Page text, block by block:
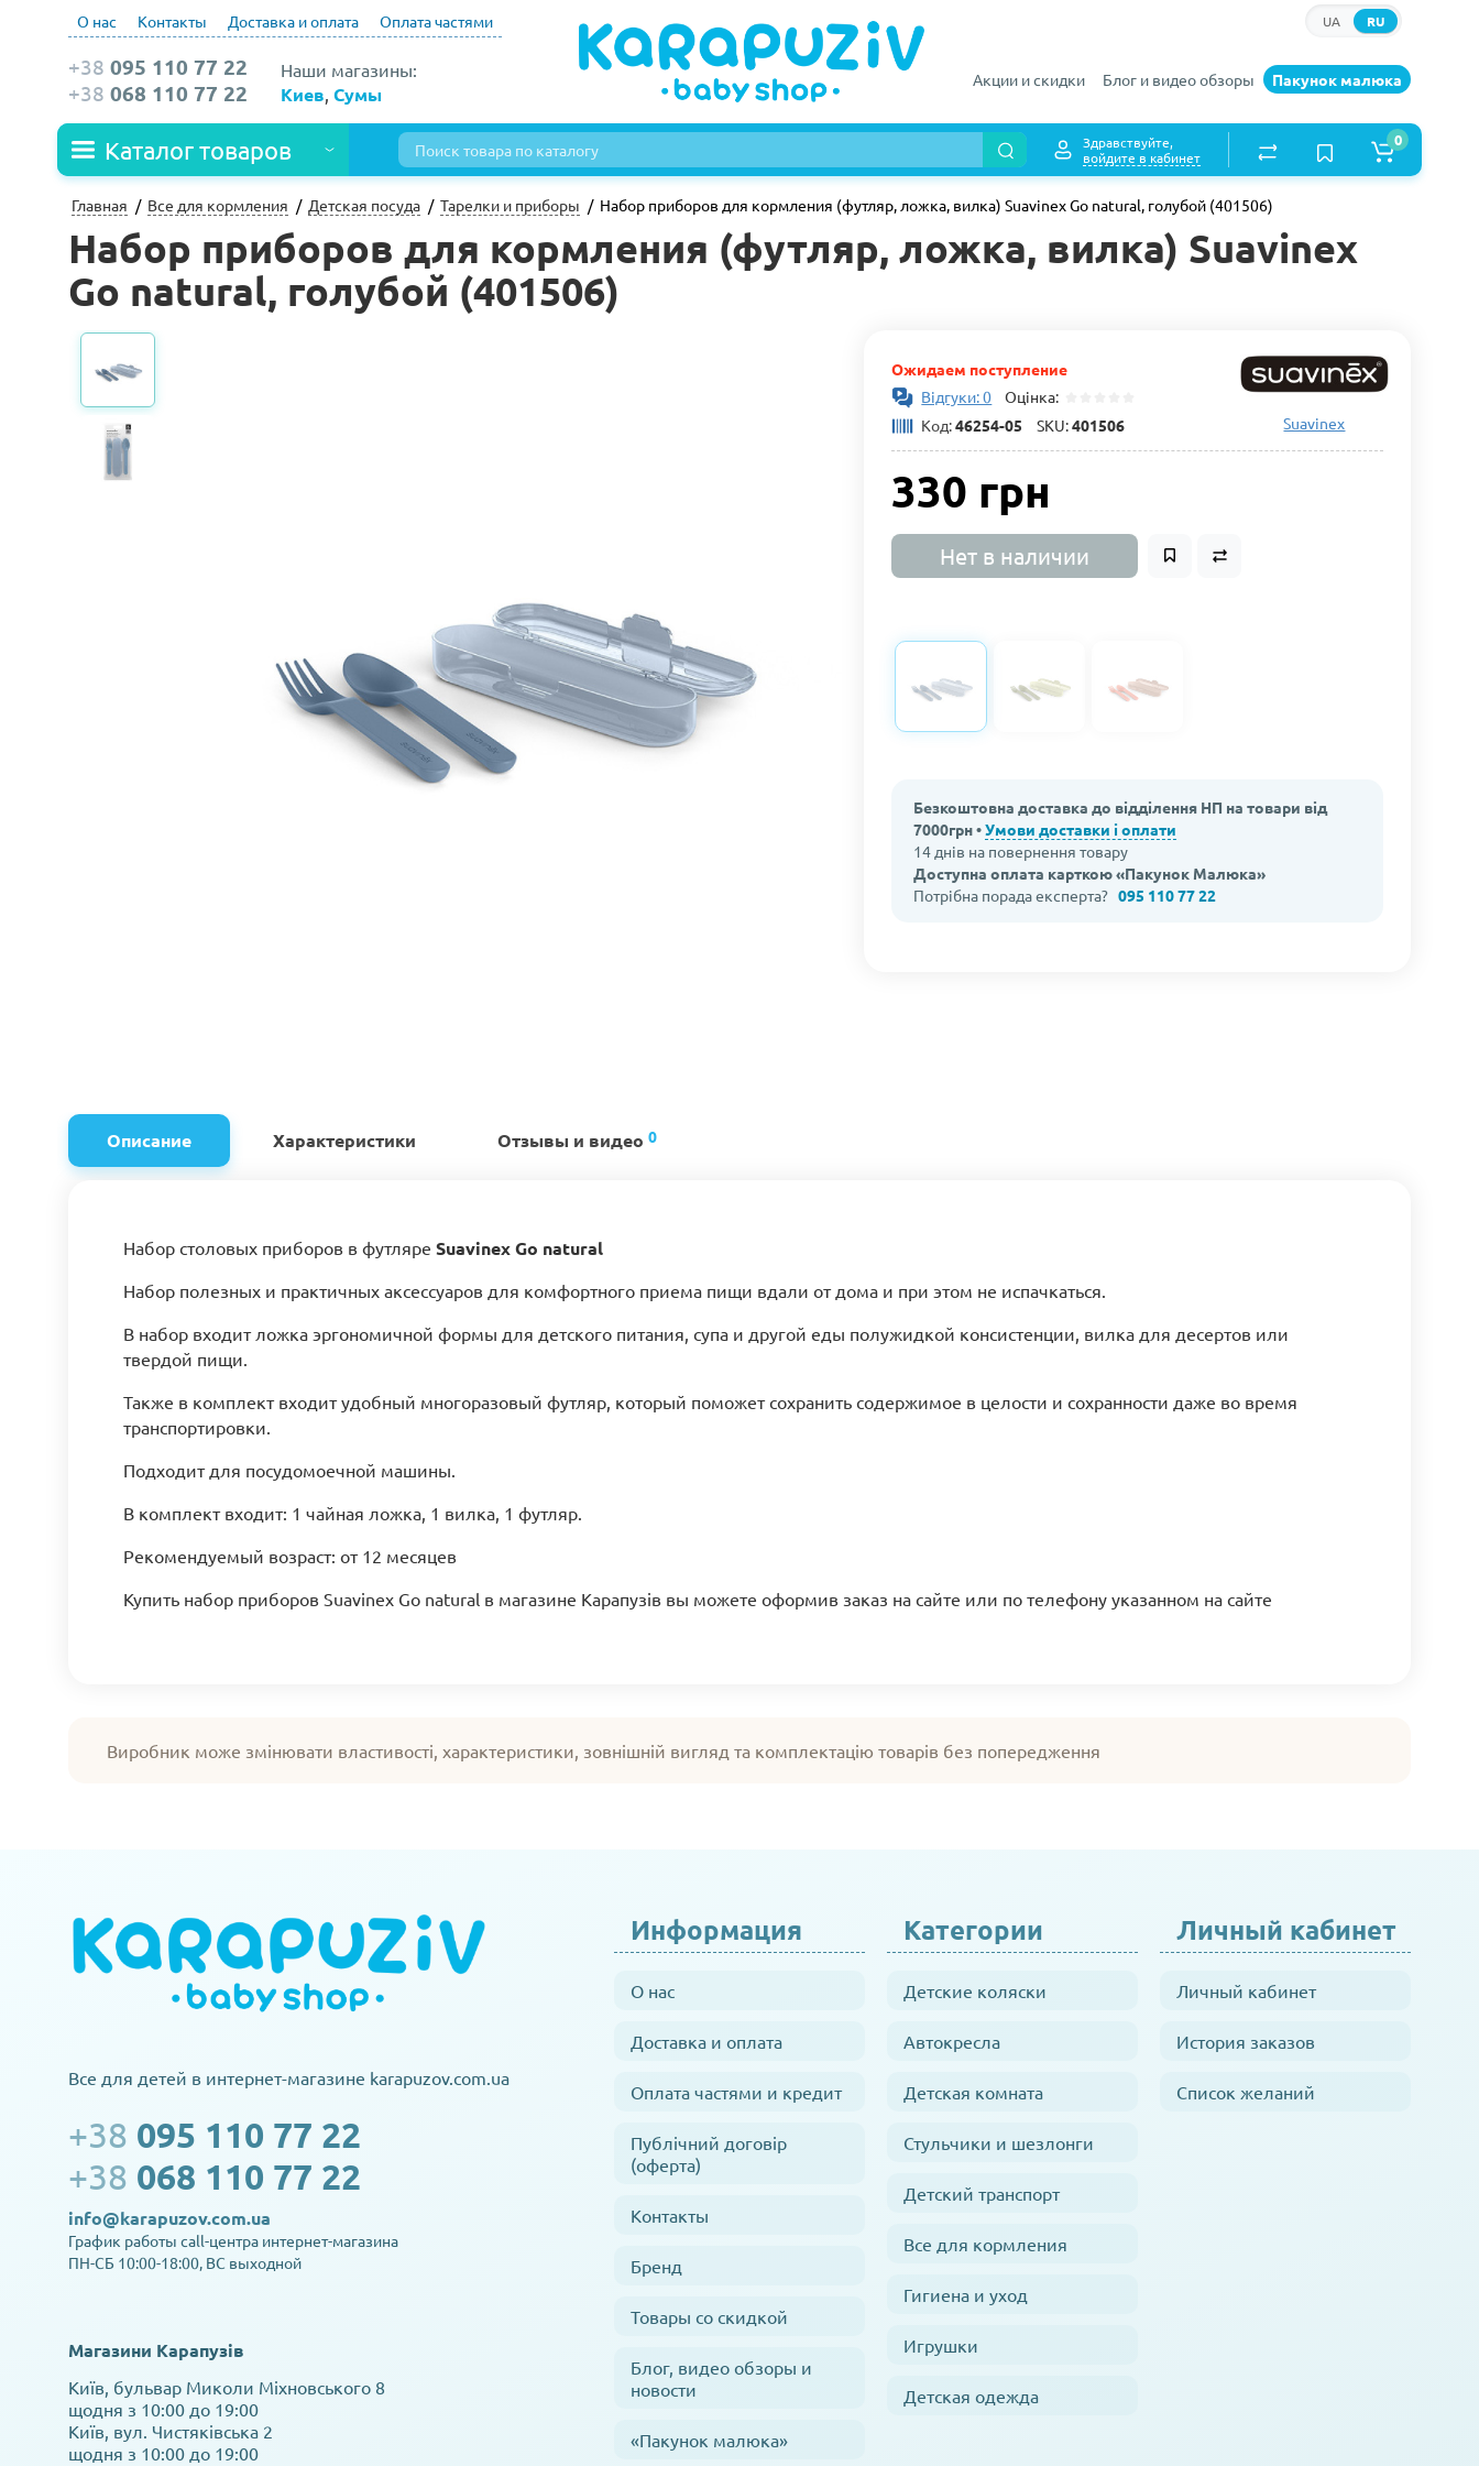
О нас Контакты Доставка и оплата Оплата частями RU
UA
Наши магазины:
Киев Сумы
+38 095 110 77 22
+38 068 110 77 22
Акции и скидки Блог и видео обзоры Пакунок малюка
Каталог товаров
Здравствуйте,
войдите в кабинет
0
Главная Все для кормления Детская посуда Тарелки и приборы Набор приборов для кормления (футляр, ложка, вилка) Suavinex Go natural, голубой (401506)
Набор приборов для кормления (футляр, ложка, вилка) Suavinex
Go natural, голубой (401506)
Ожидаем поступление
Відгуки: 0 Оцінка:
Код:46254-05 SKU:401506 Suavinex
330 грн
Нет в наличии
Безкоштовна доставка до відділення НП на товари від
7000грн •Умови доставки і оплати
14 днів на повернення товару
Доступна оплата карткою «Пакунок Малюка»
Потрібна порада експерта?095 110 77 22
Описание Характеристики Отзывы и видео 0
Набор столовых приборов в футляре Suavinex Go natural
Набор полезных и практичных аксессуаров для комфортного приема пищи вдали от дома и при этом не испачкаться.
В набор входит ложка эргономичной формы для детского питания, супа и другой еды полужидкой консистенции, вилка для десертов или
твердой пищи.
Также в комплект входит удобный многоразовый футляр, который поможет сохранить содержимое в целости и сохранности даже во время
транспортировки.
Подходит для посудомоечной машины.
В комплект входит: 1 чайная ложка, 1 вилка, 1 футляр.
Рекомендуемый возраст: от 12 месяцев
Купить набор приборов Suavinex Go natural в магазине Карапузів вы можете оформив заказ на сайте или по телефону указанном на сайте
Виробник може змінювати властивості, характеристики, зовнішній вигляд та комплектацію товарів без попередження
Все для детей в интернет-магазине karapuzov.com.ua
+38 095 110 77 22
+38 068 110 77 22
info@karapuzov.com.ua
График работы call-центра интернет-магазина
ПН-СБ 10:00-18:00, ВС выходной
Магазини Карапузів
Київ, бульвар Миколи Міхновського 8
щодня з 10:00 до 19:00
Київ, вул. Чистяківська 2
щодня з 10:00 до 19:00
Информация
О нас
Доставка и оплата
Оплата частями и кредит
Публічний договір
(оферта)
Контакты
Бренд
Товары со скидкой
Блог, видео обзоры и
новости
«Пакунок малюка»
Категории
Детские коляски
Автокресла
Детская комната
Стульчики и шезлонги
Детский транспорт
Все для кормления
Гигиена и уход
Игрушки
Детская одежда
Личный кабинет
Личный кабинет
История заказов
Список желаний